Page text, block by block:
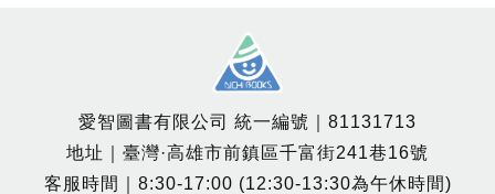
愛智圖書有限公司 統一編號｜81131713
地址｜臺灣·高雄市前鎮區千富街241巷16號
客服時間｜8:30-17:00 (12:30-13:30為午休時間)